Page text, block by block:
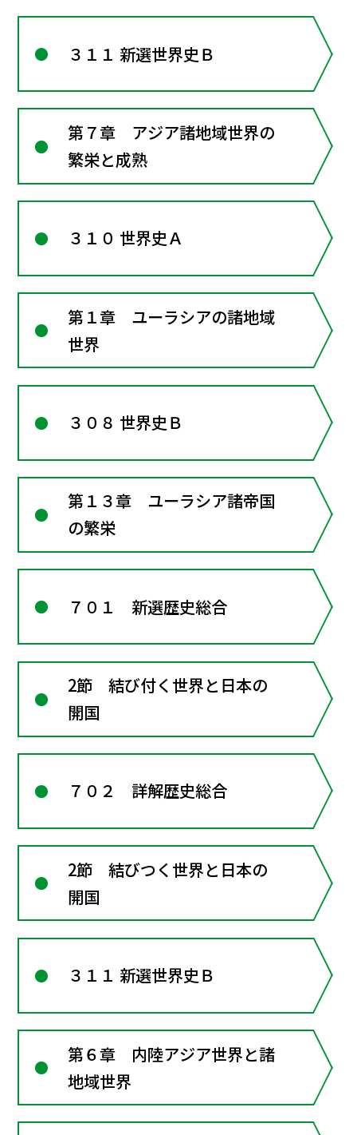
３１１ 新選世界史Ｂ
第７章 アジア諸地域世界の
繁栄と成熟
３１０ 世界史Ａ
第１章 ユーラシアの諸地域
世界
３０８ 世界史Ｂ
第１３章 ユーラシア諸帝国
の繁栄
７０１ 新選歴史総合
2節 結び付く世界と日本の
開国
７０２ 詳解歴史総合
2節 結びつく世界と日本の
開国
３１１ 新選世界史Ｂ
第６章 内陸アジア世界と諸
地域世界